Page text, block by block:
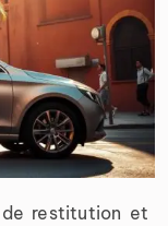
de restitution et